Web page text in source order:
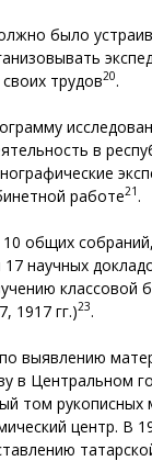
было
трудов20.
в
работе21 .
общих
научных
1917 гг.)23.
выявлению
в Центральном
том рукописных
центр. В